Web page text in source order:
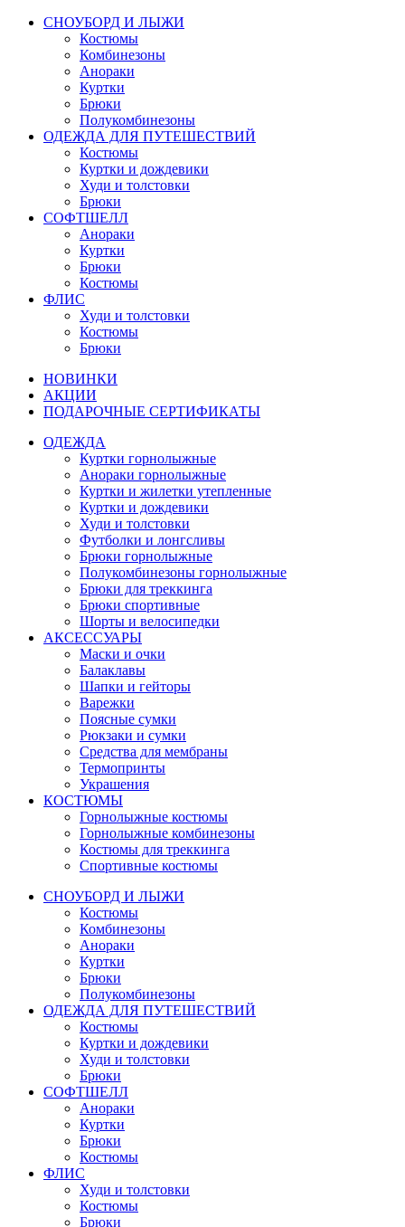
СНОУБОРД И ЛЫЖИ
Костюмы
Комбинезоны
Анораки
Куртки
Брюки
Полукомбинезоны
ОДЕЖДА ДЛЯ ПУТЕШЕСТВИЙ
Костюмы
Куртки и дождевики
Худи и толстовки
Брюки
СОФТШЕЛЛ
Анораки
Куртки
Брюки
Костюмы
ФЛИС
Худи и толстовки
Костюмы
Брюки
НОВИНКИ
АКЦИИ
ПОДАРОЧНЫЕ СЕРТИФИКАТЫ
ОДЕЖДА
Куртки горнолыжные
Анораки горнолыжные
Куртки и жилетки утепленные
Куртки и дождевики
Худи и толстовки
Футболки и лонгсливы
Брюки горнолыжные
Полукомбинезоны горнолыжные
Брюки для треккинга
Брюки спортивные
Шорты и велосипедки
АКСЕССУАРЫ
Маски и очки
Балаклавы
Шапки и гейторы
Варежки
Поясные сумки
Рюкзаки и сумки
Средства для мембраны
Термопринты
Украшения
КОСТЮМЫ
Горнолыжные костюмы
Горнолыжные комбинезоны
Костюмы для треккинга
Спортивные костюмы
СНОУБОРД И ЛЫЖИ
Костюмы
Комбинезоны
Анораки
Куртки
Брюки
Полукомбинезоны
ОДЕЖДА ДЛЯ ПУТЕШЕСТВИЙ
Костюмы
Куртки и дождевики
Худи и толстовки
Брюки
СОФТШЕЛЛ
Анораки
Куртки
Брюки
Костюмы
ФЛИС
Худи и толстовки
Костюмы
Брюки